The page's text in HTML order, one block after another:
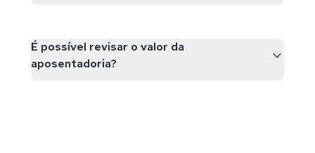
É possível revisar o valor da
aposentadoria?